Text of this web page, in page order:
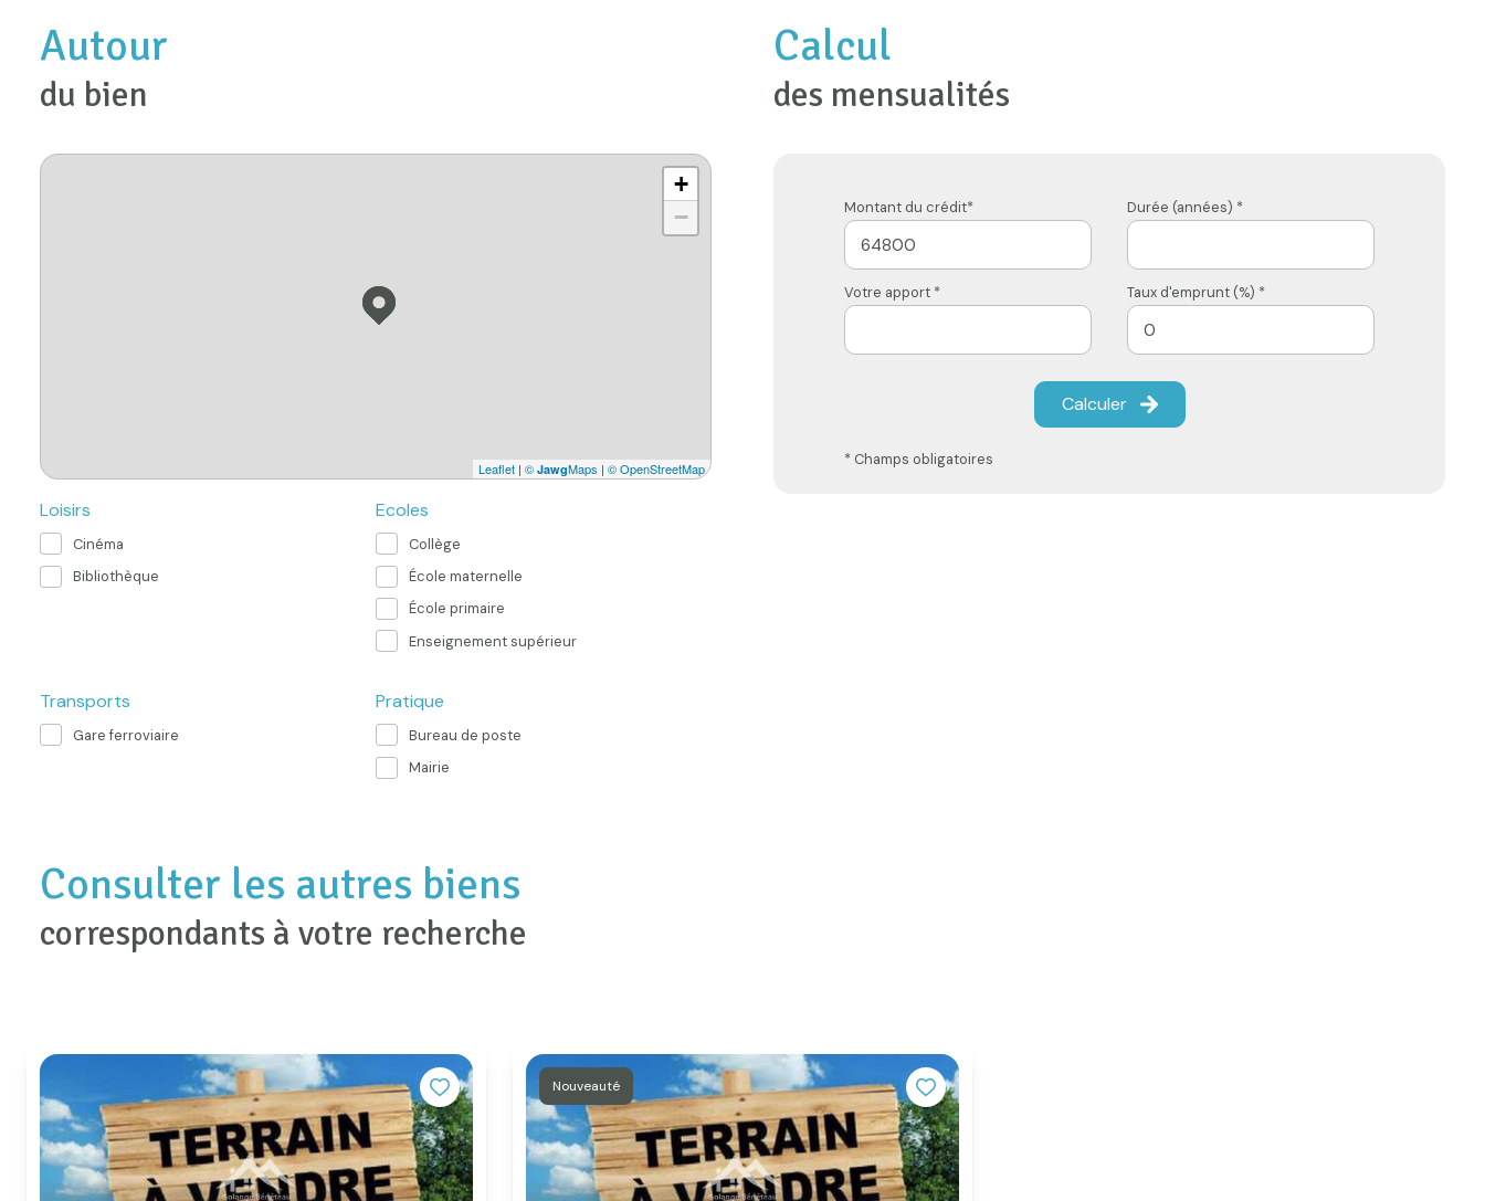
Autour
du bien
+
−
Leaflet | © JawgMaps | © OpenStreetMap
Loisirs
Cinéma
Bibliothèque
Ecoles
Collège
École maternelle
École primaire
Enseignement supérieur
Transports
Gare ferroviaire
Pratique
Bureau de poste
Mairie
Calcul
des mensualités
Montant du crédit* Durée (années) *
Votre apport * Taux d'emprunt (%) *
Calculer
* Champs obligatoires
Consulter les autres biens
correspondants à votre recherche
Nouveauté